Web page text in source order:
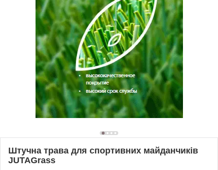
Штучна трава для спортивних майданчиків
JUTAGrass